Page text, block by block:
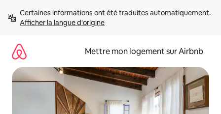
directement
Afficher la langue d'origine
Mettre mon logement sur Airbnb